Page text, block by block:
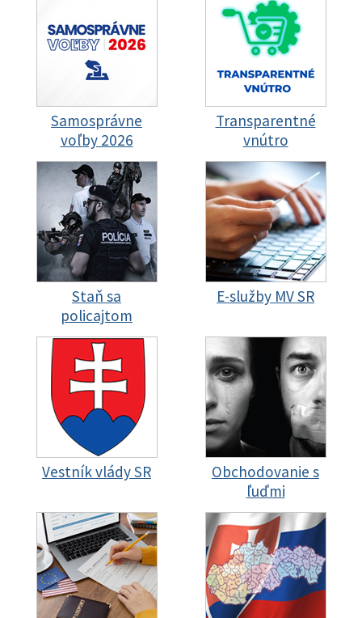
Samosprávne
voľby 2026
Transparentné
vnútro
Staň sa
policajtom
E-služby MV SR
Vestník vlády SR
Obchodovanie s
ľuďmi